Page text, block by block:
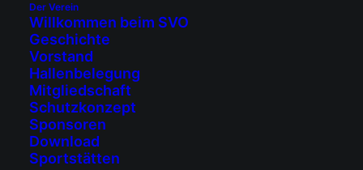
Der Verein
Willkommen beim SVO
Geschichte
Vorstand
Hallenbelegung
Mitgliedschaft
Schutzkonzept
Sponsoren
Download
Sportstätten
18.09.2026
UHRZEIT
All Day